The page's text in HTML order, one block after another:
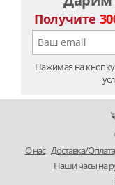
Получите
Нажимая на
O нас Доставка/Оплата
Наши часы на